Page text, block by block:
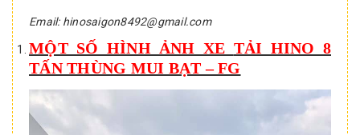
Email: hinosaigon8492@gmail.com
MỘT SỐ HÌNH ẢNH XE TẢI HINO 8
TẤN THÙNG MUI BẠT – FG